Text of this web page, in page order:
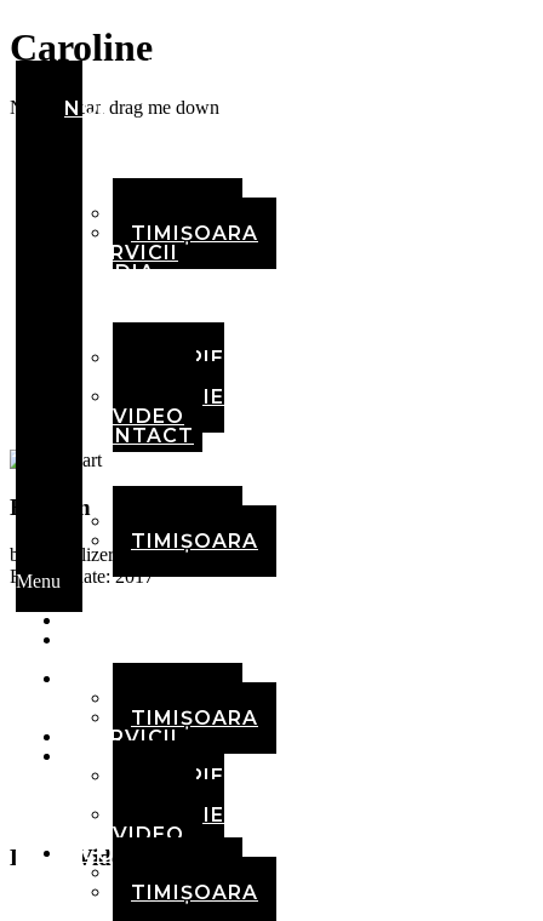
NOI
TIMIȘOARA
SERVICII
MEDIA
GALERIE
GALERIE
VIDEO
CONTACT
TIMIȘOARA
Menu
TIMIȘOARA
SERVICII
GALERIE
GALERIE
VIDEO
CONTACT
TIMIȘOARA
Caroline
Nobody can drag me down
Horizon
by
Herbalizer
Release date:2017
Latest Video